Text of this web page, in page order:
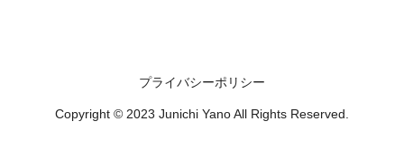
プライバシーポリシー
Copyright © 2023 Junichi Yano All Rights Reserved.